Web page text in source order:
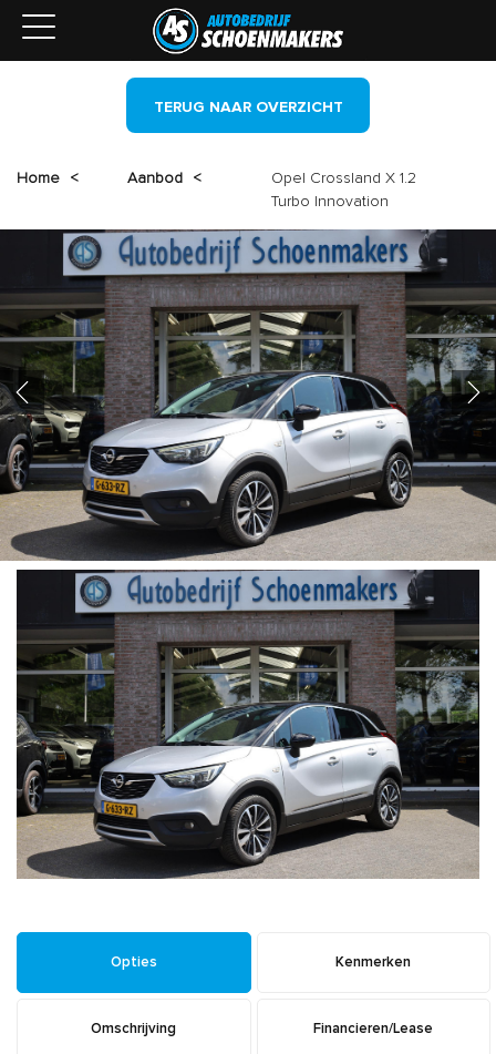
TERUG NAAR OVERZICHT
Home < Aanbod <
Opel Crossland X 1.2
Turbo Innovation
Opties Kenmerken
Omschrijving Financieren/Lease